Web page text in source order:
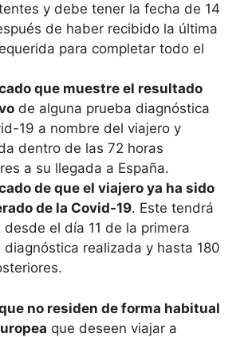
y debe tener la fecha de 14
de haber recibido la última
para completar todo el
que muestre el resultado
de alguna prueba diagnóstica
19 a nombre del viajero y
dentro de las 72 horas
a su llegada a España.
de que el viajero ya ha sido
de la Covid-19. Este tendrá
desde el día 11 de la primera
diagnóstica realizada y hasta 180
no residen de forma habitual
que deseen viajar a